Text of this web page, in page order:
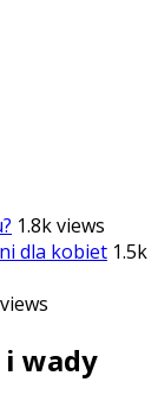
1.8k views
dla kobiet 1.5k
wady